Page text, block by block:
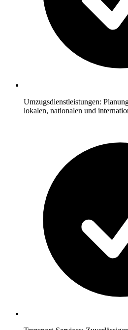
Umzugsdienstleistungen:
lokalen, nationalen und